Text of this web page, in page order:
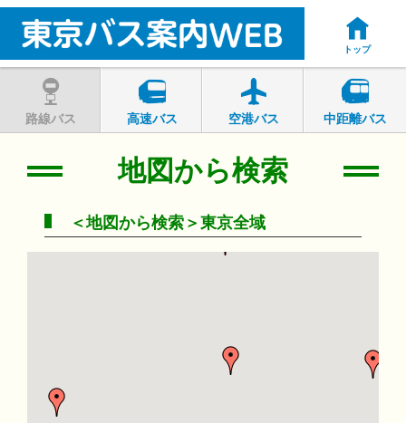
トップ
路線バス 高速バス 空港バス 中距離バス
地図から検索
＜地図から検索＞東京全域